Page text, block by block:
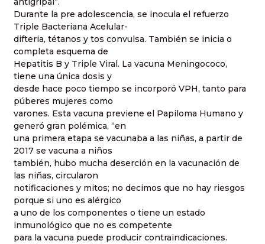
Durante la pre adolescencia, se inocula el refuerzo
Triple Bacteriana Acelular-
difteria, tétanos y tos convulsa. También se inicia o
completa esquema de
Hepatitis B y Triple Viral. La vacuna Meningococo,
tiene una única dosis y
desde hace poco tiempo se incorporó VPH, tanto para
púberes mujeres como
varones. Esta vacuna previene el Papiloma Humano y
generó gran polémica, “en
una primera etapa se vacunaba a las niñas, a partir de
2017 se vacuna a niños
también, hubo mucha deserción en la vacunación de
las niñas, circularon
notificaciones y mitos; no decimos que no hay riesgos
porque si uno es alérgico
a uno de los componentes o tiene un estado
inmunológico que no es competente
para la vacuna puede producir contraindicaciones.